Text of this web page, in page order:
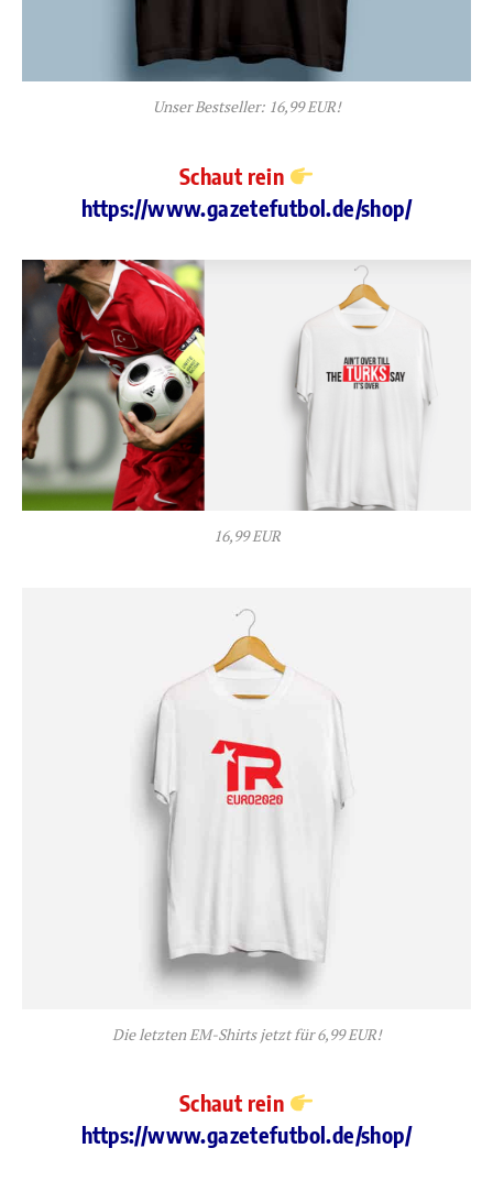
Unser Bestseller: 16,99 EUR!
Schaut rein
https://www.gazetefutbol.de/shop/
16,99 EUR
Die letzten EM-Shirts jetzt für 6,99 EUR!
Schaut rein
https://www.gazetefutbol.de/shop/